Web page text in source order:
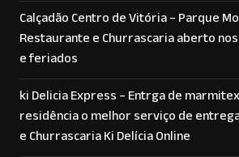
Calçadão Centro de Vitória – Parque
Restaurante e Churrascaria aberto
e feriados
ki Delicia Express – Entrga de
residência o melhor serviço de
e Churrascaria Ki Delícia Online